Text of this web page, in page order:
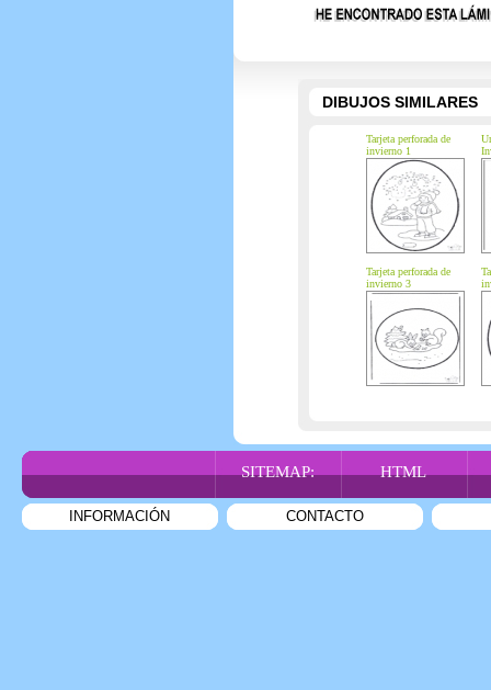
DIBUJOS SIMILARES
Tarjeta perforada de
invierno 1
Tarjeta perforada de
invierno 3
SITEMAP: HTML
INFORMACIÓN CONTACTO